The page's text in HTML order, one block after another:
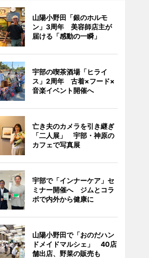
山陽小野田「銀のホルモ
ン」3周年 美容師店主が
届ける「感動の一瞬」
宇部の喫茶酒場「ヒライ
ス」2周年 古着×フード×
音楽イベント開催へ
亡き夫のカメラを引き継ぎ
「二人展」 宇部・神原の
カフェで写真展
宇部で「インナーケア」セ
ミナー開催へ ジムとコラ
ボで内外から健康に
山陽小野田で「おのだハン
ドメイドマルシェ」 40店
舗出店、野菜の販売も